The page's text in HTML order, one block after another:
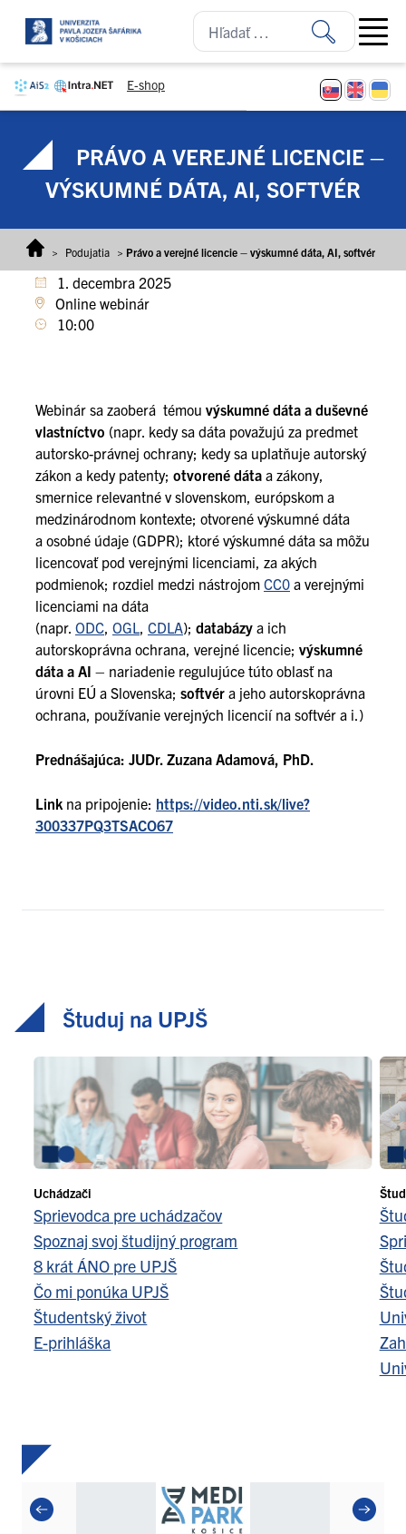
E-shop
Open
PRÁVO A VEREJNÉ LICENCIE –
VÝSKUMNÉ DÁTA, AI, SOFTVÉR
> Podujatia > Právo a verejné licencie – výskumné dáta, AI, softvér
1. decembra 2025
Online webinár
10:00
Webinár sa zaoberá témou výskumné dáta a duševné
vlastníctvo (napr. kedy sa dáta považujú za predmet
autorsko-právnej ochrany; kedy sa uplatňuje autorský
zákon a kedy patenty; otvorené dáta a zákony,
smernice relevantné v slovenskom, európskom a
medzinárodnom kontexte; otvorené výskumné dáta
a osobné údaje (GDPR); ktoré výskumné dáta sa môžu
licencovať pod verejnými licenciami, za akých
podmienok; rozdiel medzi nástrojom CC0 a verejnými
licenciami na dáta
(napr. ODC OGL CDLA); databázy a ich
autorskoprávna ochrana, verejné licencie; výskumné
dáta a AI – nariadenie regulujúce túto oblasť na
úrovni EÚ a Slovenska; softvér a jeho autorskoprávna
ochrana, používanie verejných licencií na softvér a i.)
Prednášajúca: JUDr. Zuzana Adamová, PhD.
Link na pripojenie: https://video.nti.sk/live?
300337PQ3TSACO67
Študuj na UPJŠ
Uchádzači
Sprievodca pre uchádzačov
Spoznaj svoj študijný program
8 krát ÁNO pre UPJŠ
Čo mi ponúka UPJŠ
Študentský život
E-prihláška